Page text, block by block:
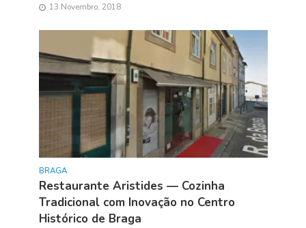
13 Novembro, 2018
BRAGA
Restaurante Aristides — Cozinha
Tradicional com Inovação no Centro
Histórico de Braga